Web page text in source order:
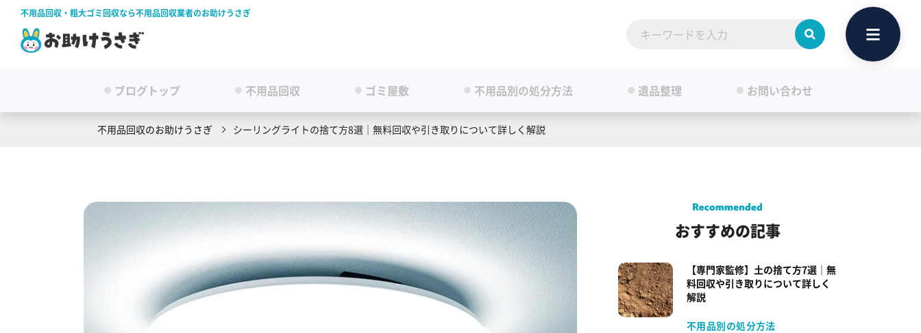
不用品回収・粗大ゴミ回収なら不用品回収業者のお助けうさぎ
ブログトップ 不用品回収 ゴミ屋敷 不用品別の処分方法 遺品整理 お問い合わせ
不用品回収のお助けうさぎ シーリングライトの捨て方8選｜無料回収や引き取りについて詳しく解説
おすすめの記事
【専門家監修】土の捨て方7選｜無
料回収や引き取りについて詳しく
解説
不用品別の処分方法